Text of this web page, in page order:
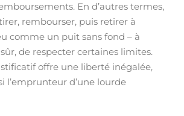
En d’autres termes,
rembourser, puis retirer à
comme un puit sans fond – à
de respecter certaines limites.
offre une liberté inégalée,
l’emprunteur d’une lourde